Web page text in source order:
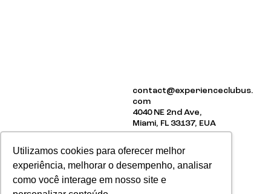
Utilizamos cookies para oferecer melhor
experiência, melhorar o desempenho, analisar
como você interage em nosso site e
contact@experienceclubus.
com
4040 NE 2nd Ave,
Miami, FL 33137, EUA